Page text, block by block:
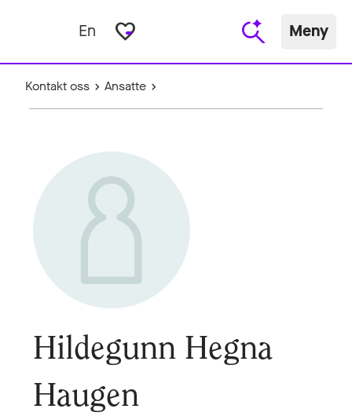
En favorite_border Meny
Kontakt oss Ansatte
Hildegunn Hegna
Haugen